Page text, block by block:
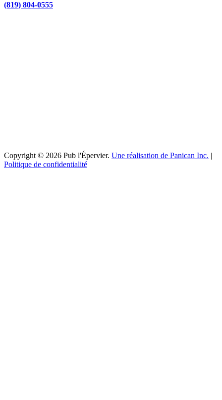
(819) 804-0555
Copyright © 2026 Pub l'Épervier. Une réalisation de Panican Inc. |
Politique de confidentialité